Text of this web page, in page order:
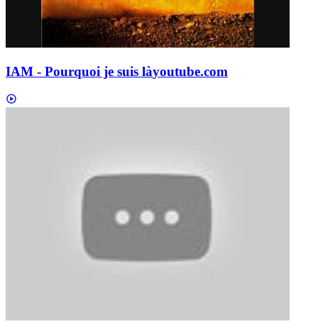
IAM - Pourquoi je suis làyoutube.com